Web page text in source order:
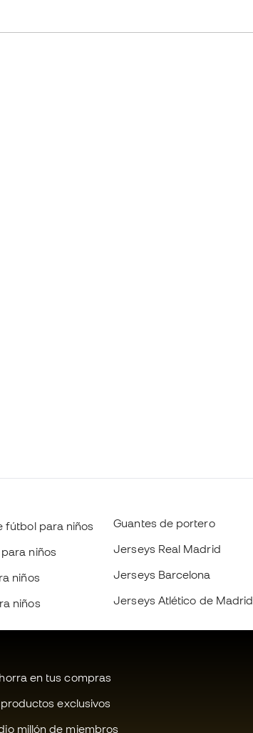
fútbol para niños
niños
niños
niños
Guantes de portero
Jerseys Real Madrid
Jerseys Barcelona
Jerseys Atlético de Madrid
en tus compras
exclusivos
millón de miembros